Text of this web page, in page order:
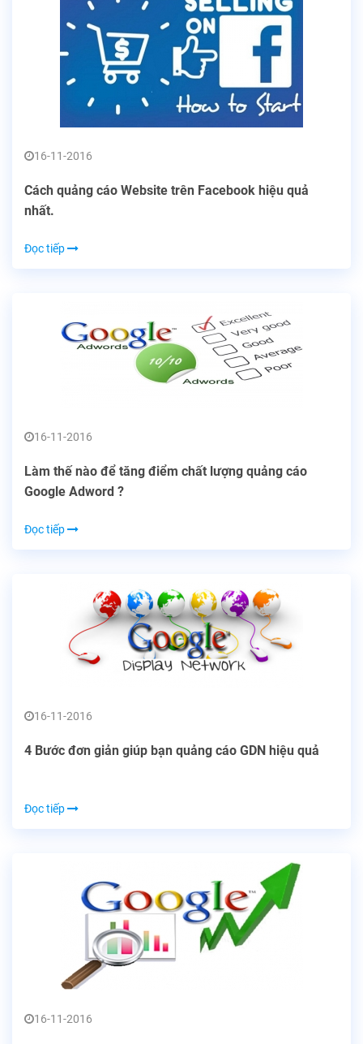
16-11-2016
Cách quảng cáo Website trên Facebook hiệu quả
nhất.
Đọc tiếp
16-11-2016
Làm thế nào để tăng điểm chất lượng quảng cáo
Google Adword ?
Đọc tiếp
16-11-2016
4 Bước đơn giản giúp bạn quảng cáo GDN hiệu quả
Đọc tiếp
16-11-2016